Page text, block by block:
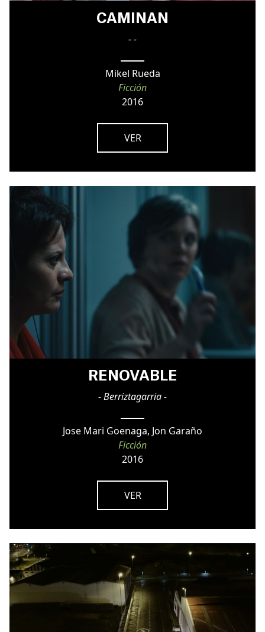
CAMINAN
- -
Mikel Rueda
Ficción
2016
VER
RENOVABLE
- Berriztagarria -
Jose Mari Goenaga, Jon Garaño
Ficción
2016
VER